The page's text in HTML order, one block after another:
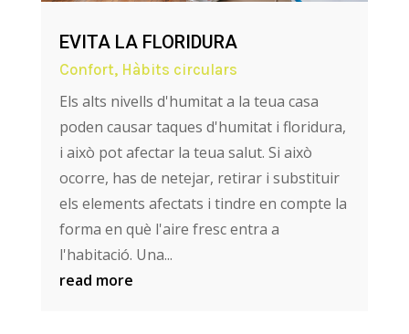
EVITA LA FLORIDURA
Confort, Hàbits circulars
Els alts nivells d'humitat a la teua casa
poden causar taques d'humitat i floridura,
i això pot afectar la teua salut. Si això
ocorre, has de netejar, retirar i substituir
els elements afectats i tindre en compte la
forma en què l'aire fresc entra a
l'habitació. Una...
read more